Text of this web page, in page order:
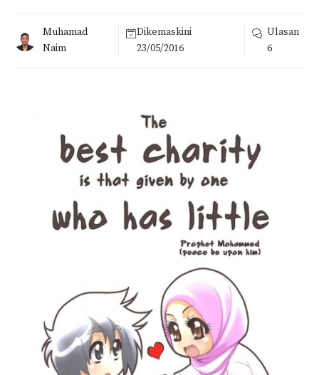
Muhamad
Naim
Dikemaskini
23/05/2016
Ulasan
6